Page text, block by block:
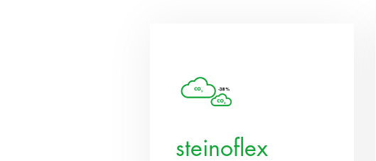
steinoflex